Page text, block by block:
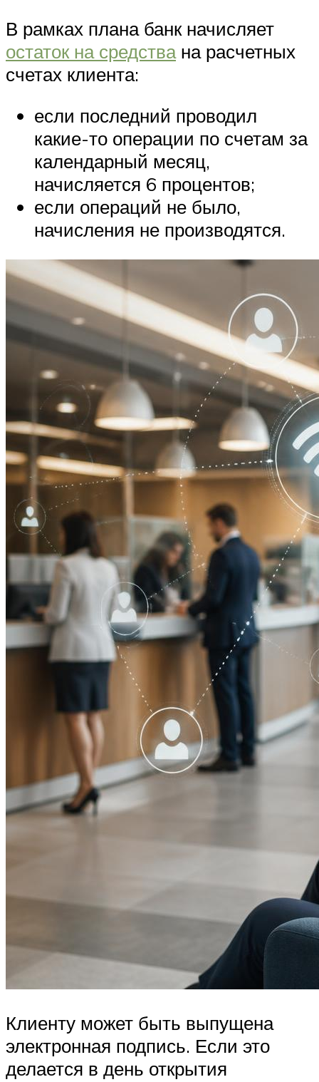
В рамках плана банк начисляет
остаток на средствана расчетных
счетах клиента:
если последний проводил
какие-то операции по счетам за
календарный месяц,
начисляется 6 процентов;
если операций не было,
начисления не производятся.
Клиенту может быть выпущена
электронная подпись. Если это
делается в день открытия